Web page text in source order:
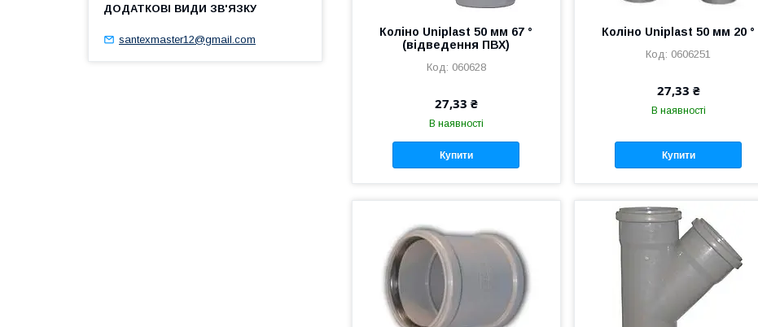
Коліно Uniplast 50 мм 67 °
(відведення ПВХ)
060628
27,33 ₴
В наявності
Купити
Коліно Uniplast 50 мм 20 °
0606251
27,33 ₴
В наявності
Купити
santexmaster12@gmail.com